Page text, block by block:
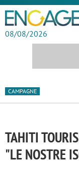
08/08/2026
CAMPAGNE
TAHITI
"LE NOSTRE